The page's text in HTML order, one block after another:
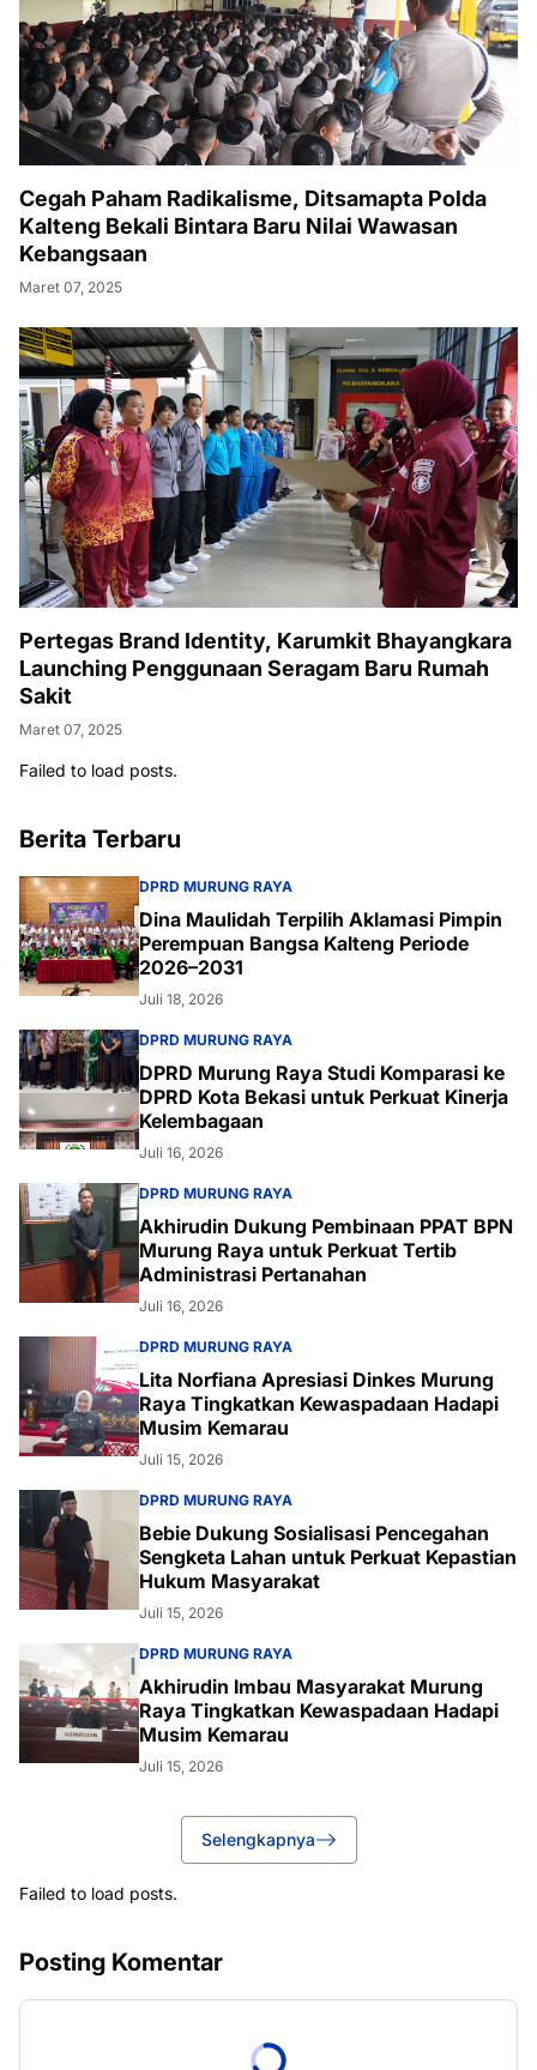
Cegah Paham Radikalisme, Ditsamapta Polda
Kalteng Bekali Bintara Baru Nilai Wawasan
Kebangsaan
Maret 07, 2025
Pertegas Brand Identity, Karumkit Bhayangkara
Launching Penggunaan Seragam Baru Rumah
Sakit
Maret 07, 2025
Failed to load posts.
Berita Terbaru
DPRD MURUNG RAYA
Dina Maulidah Terpilih Aklamasi Pimpin
Perempuan Bangsa Kalteng Periode
2026–2031
Juli 18, 2026
DPRD MURUNG RAYA
DPRD Murung Raya Studi Komparasi ke
DPRD Kota Bekasi untuk Perkuat Kinerja
Kelembagaan
Juli 16, 2026
DPRD MURUNG RAYA
Akhirudin Dukung Pembinaan PPAT BPN
Murung Raya untuk Perkuat Tertib
Administrasi Pertanahan
Juli 16, 2026
DPRD MURUNG RAYA
Lita Norfiana Apresiasi Dinkes Murung
Raya Tingkatkan Kewaspadaan Hadapi
Musim Kemarau
Juli 15, 2026
DPRD MURUNG RAYA
Bebie Dukung Sosialisasi Pencegahan
Sengketa Lahan untuk Perkuat Kepastian
Hukum Masyarakat
Juli 15, 2026
DPRD MURUNG RAYA
Akhirudin Imbau Masyarakat Murung
Raya Tingkatkan Kewaspadaan Hadapi
Musim Kemarau
Juli 15, 2026
Selengkapnya
Failed to load posts.
Posting Komentar